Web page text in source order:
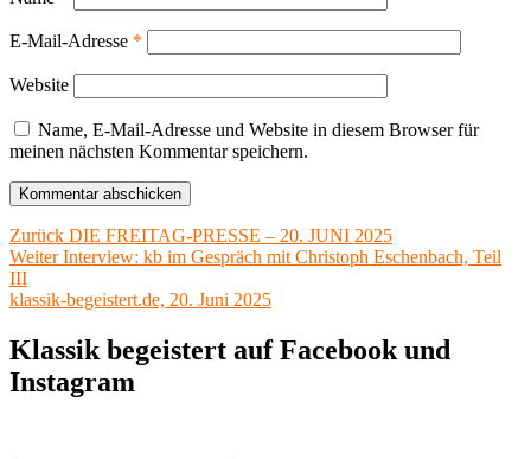
E-Mail-Adresse *
Website
Name, E-Mail-Adresse und Website in diesem Browser für
meinen nächsten Kommentar speichern.
Beitragsnavigation
Zurück Vorheriger
Beitrag:
DIE FREITAG-PRESSE – 20. JUNI 2025
Weiter Nächster
Interview: kb im Gespräch mit Christoph Eschenbach, Teil
III
klassik-begeistert.de, 20. Juni 2025
Klassik begeistert auf Facebook und
Instagram